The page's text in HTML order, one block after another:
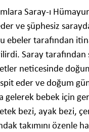
Saray-ı
ve şüphesiz
ebeler tarafından
Saray tarafından
neticesinde
eder ve doğum
gelerek bebek için
bezi, ayak bezi,
takımını özenle